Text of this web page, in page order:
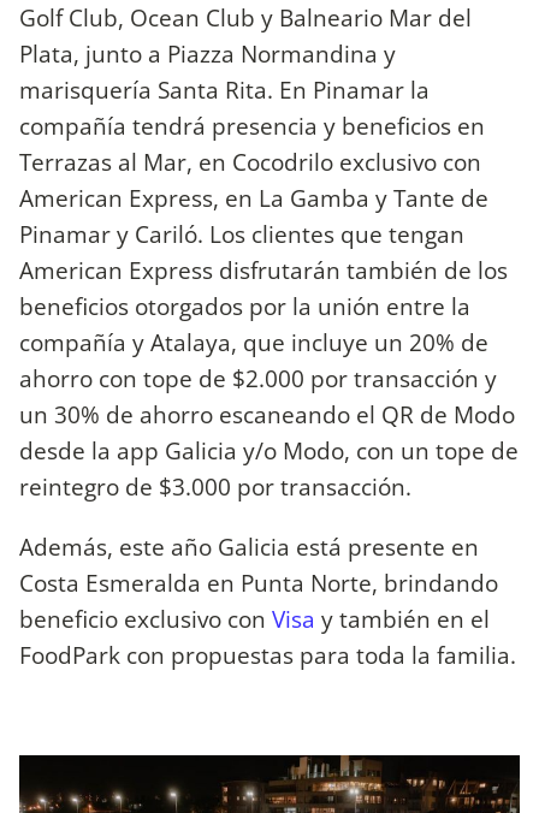
Golf Club, Ocean Club y Balneario Mar del
Plata, junto a Piazza Normandina y
marisquería Santa Rita. En Pinamar la
compañía tendrá presencia y beneficios en
Terrazas al Mar, en Cocodrilo exclusivo con
American Express, en La Gamba y Tante de
Pinamar y Cariló. Los clientes que tengan
American Express disfrutarán también de los
beneficios otorgados por la unión entre la
compañía y Atalaya, que incluye un 20% de
ahorro con tope de $2.000 por transacción y
un 30% de ahorro escaneando el QR de Modo
desde la app Galicia y/o Modo, con un tope de
reintegro de $3.000 por transacción.
Además, este año Galicia está presente en
Costa Esmeralda en Punta Norte, brindando
beneficio exclusivo con Visa y también en el
FoodPark con propuestas para toda la familia.